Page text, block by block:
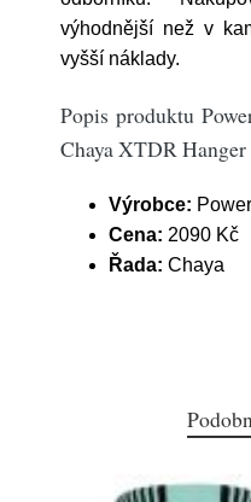
výhodnější než v
vyšší náklady.
Popis produktu
Chaya XTDR
Výrobce:
Cena: 2090 Kč
Řada: Chaya